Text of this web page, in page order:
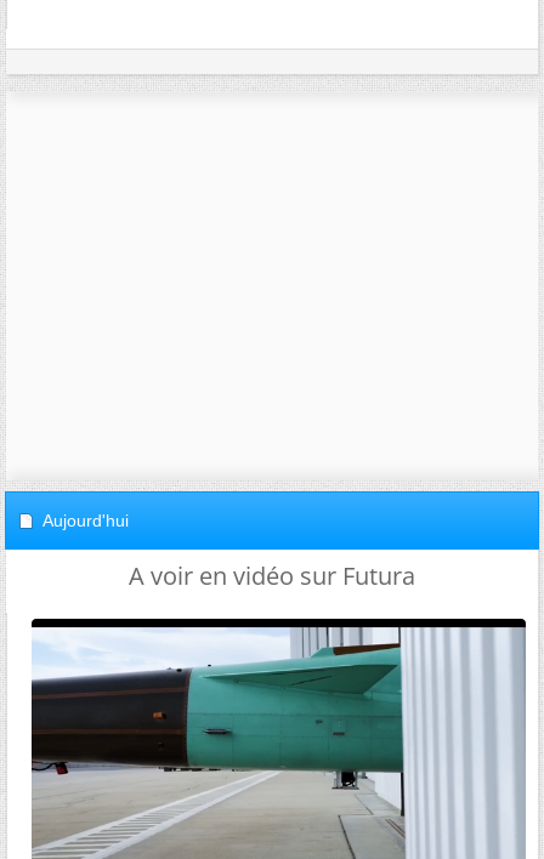
Aujourd'hui
A voir en vidéo sur Futura